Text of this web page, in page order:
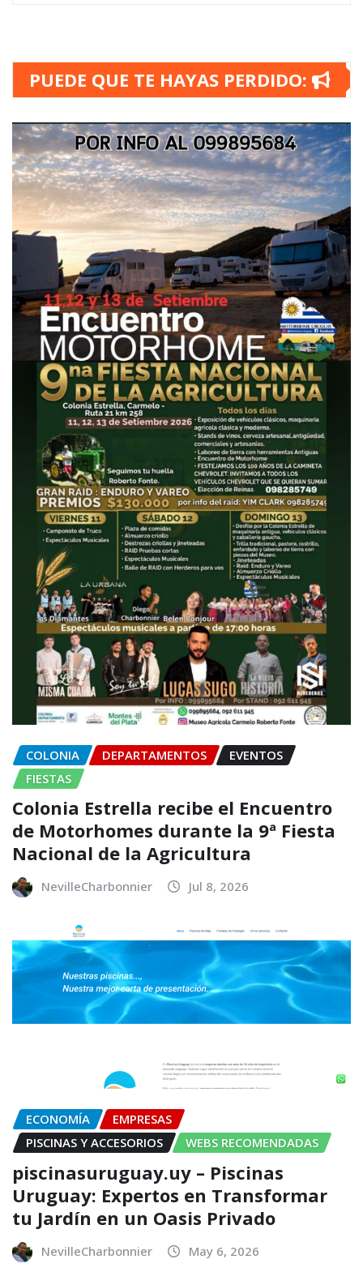
PUEDE QUE TE HAYAS PERDIDO:
COLONIA DEPARTAMENTOS
EVENTOS
FIESTAS
Colonia Estrella recibe el Encuentro
de Motorhomes durante la 9ª Fiesta
Nacional de la Agricultura
NevilleCharbonnier Jul 8, 2026
ECONOMÍA
EMPRESAS
PISCINAS Y ACCESORIOS
WEBS RECOMENDADAS
piscinasuruguay.uy – Piscinas
Uruguay: Expertos en Transformar
tu Jardín en un Oasis Privado
NevilleCharbonnier May 6, 2026